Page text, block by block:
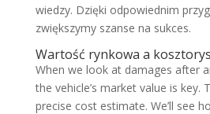
wiedzy. Dzięki odpowiednim
zwiększymy szanse na sukces.
Wartość rynkowa a kosztorys
When we look at damages after
the vehicle’s market value is key.
precise cost estimate. We’ll see